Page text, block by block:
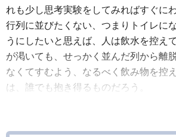
れも少し思考実験をしてみればすぐに
行列に並びたくない、つまりトイレに
うにしたいと思えば、人は飲水を控え
が渇いても、せっかく並んだ列から離
なくてすむよう、なるべく飲み物を控
は、誰でも抱き得るものだろう。